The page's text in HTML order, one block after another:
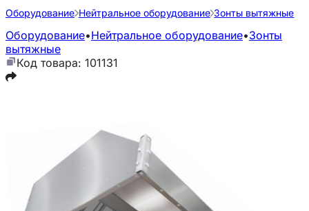
Оборудование Нейтральное оборудование Зонты вытяжные
Оборудование•Нейтральное оборудование•Зонты
вытяжные
Код товара: 101131